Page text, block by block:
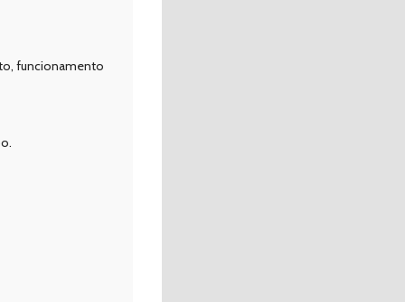
funcionamento